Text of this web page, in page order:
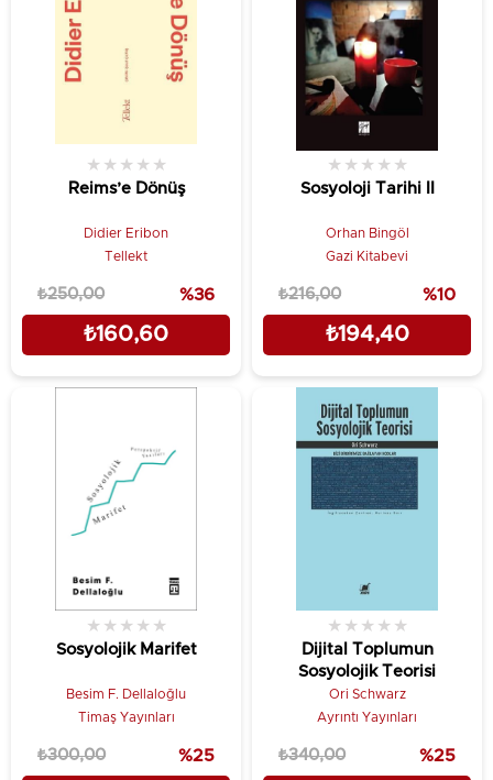
Reims’e Dönüş
★ ★ ★ ★ ★
Didier Eribon
Tellekt
₺160,60
₺250,00 %36
Sosyoloji Tarihi II
★ ★ ★ ★ ★
Orhan Bingöl
Gazi Kitabevi
₺194,40
₺216,00 %10
Sosyolojik Marifet
★ ★ ★ ★ ★
Besim F. Dellaloğlu
Timaş Yayınları
₺300,00 %25
Dijital Toplumun
Sosyolojik Teorisi
★ ★ ★ ★ ★
Ori Schwarz
Ayrıntı Yayınları
₺340,00 %25